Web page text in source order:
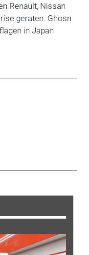
Renault, Nissan
geraten. Ghosn
in Japan